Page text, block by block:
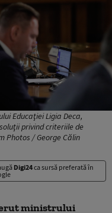
Educaţiei Ligia Deca,
privind criteriile de
Photos / George Călin
Digi24ca sursă preferată în
ministrului